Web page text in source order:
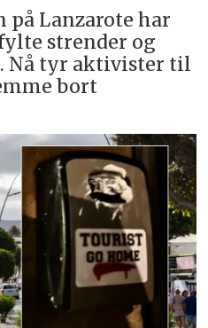
Lanzarote har
strender og
Nå tyr aktivister til
bort